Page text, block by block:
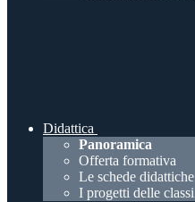
Didattica
Panoramica
Offerta formativa
Le schede didattiche
I progetti delle classi